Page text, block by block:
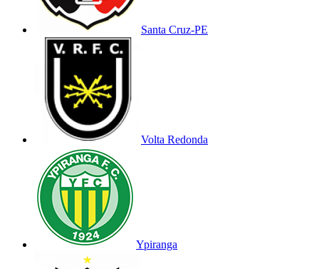
Santa Cruz-PE
Volta Redonda
Ypiranga